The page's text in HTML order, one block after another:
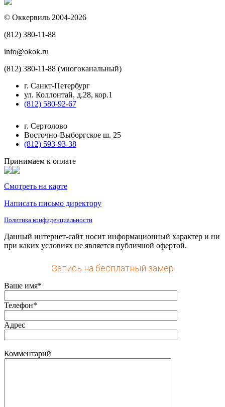
© Оккервиль 2004-2026
(812) 380-11-88
info@okok.ru
(812) 380-11-88 (многоканальный)
г. Санкт-Петербург
ул. Коллонтай, д.28, кор.1
(812) 580-92-67
г. Сертолово
Восточно-Выборгское ш. 25
(812) 593-93-38
Принимаем к оплате
Смотреть на карте
Написать письмо директору
Политика конфиденциальности
Данный интернет-сайт носит информационный характер и ни
при каких условиях не является публичной офертой.
Запись на бесплатный замер
Ваше имя*
Телефон*
Адрес
Комментарий